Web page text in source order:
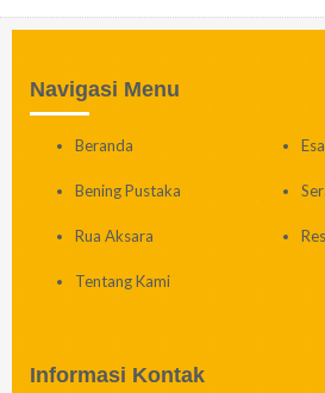
Navigasi Menu
Beranda
Bening Pustaka
Rua Aksara
Tentang Kami
Informasi Kontak